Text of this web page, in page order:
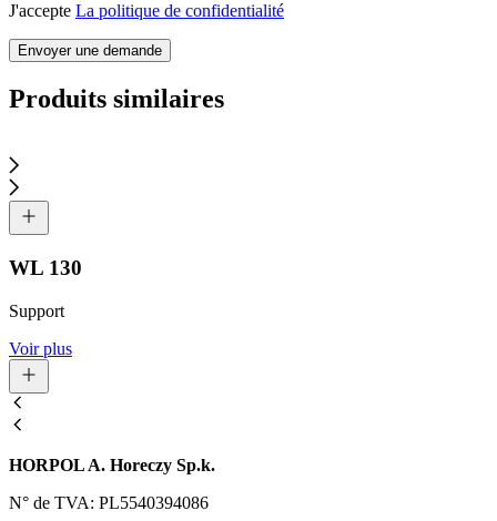
J'accepte La politique de confidentialité
Envoyer une demande
Produits similaires
WL 130
Support
Voir plus
HORPOL A. Horeczy Sp.k.
N° de TVA: PL5540394086